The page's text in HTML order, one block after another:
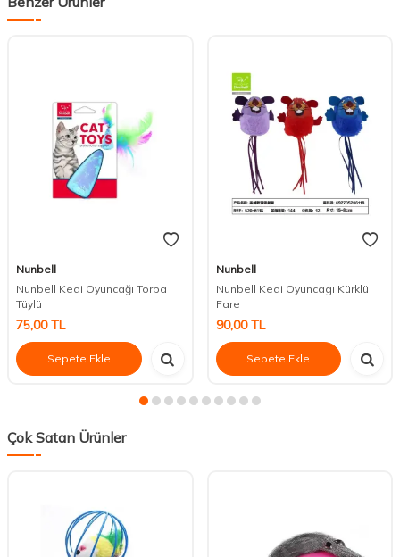
Nunbell
Nunbell Kedi Oyuncağı Torba
Tüylü
75,00TL
Sepete Ekle
Nunbell
Nunbell Kedi Oyuncagı Kürklü
Fare
90,00TL
Sepete Ekle
Çok Satan Ürünler